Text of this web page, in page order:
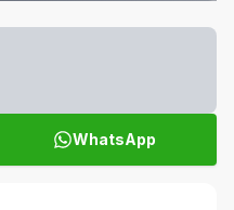
WhatsApp